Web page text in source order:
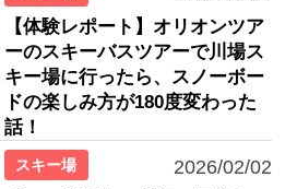
【体験レポート】オリオンツア
ーのスキーバスツアーで川場ス
キー場に行ったら、スノーボー
ドの楽しみ方が180度変わった
話！
スキー場 2026/02/02